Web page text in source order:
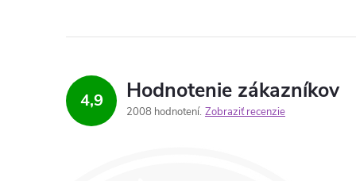
4,9 Hodnotenie zákazníkov
2008 hodnotení Zobraziť recenzie